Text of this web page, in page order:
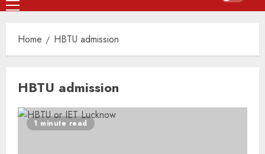
Home HBTU admission
HBTU admission
1 minute read